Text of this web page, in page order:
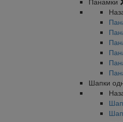
Шапки